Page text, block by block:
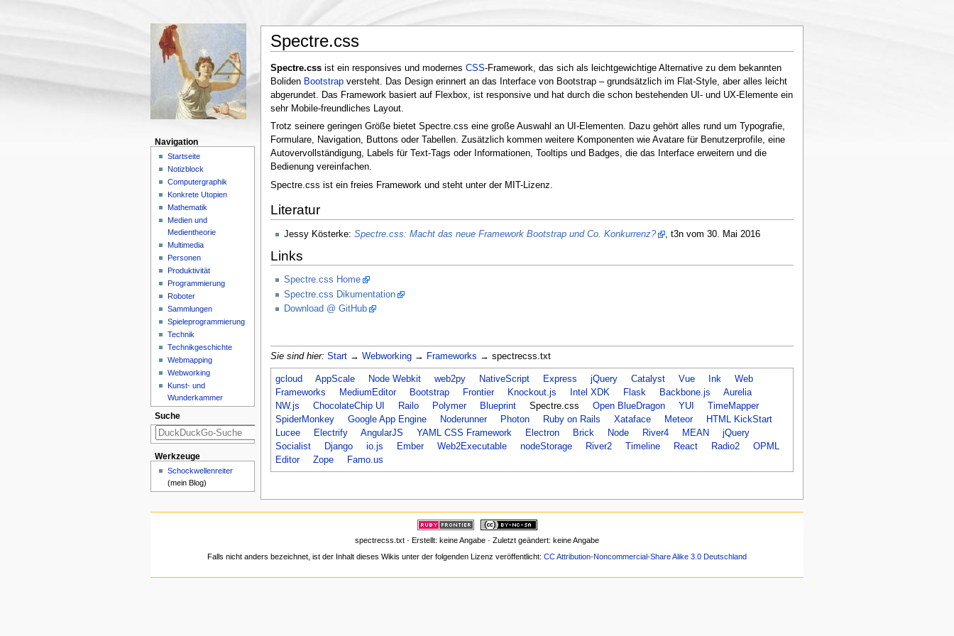
Spectre.css
Spectre.cssist ein responsives und modernes CSS-Framework, das sich als leichtgewichtige Alternative zu dem bekannten
Boliden Bootstrapversteht. Das Design erinnert an das Interface von Bootstrap – grundsätzlich im Flat-Style, aber alles leicht
abgerundet. Das Framework basiert auf Flexbox, ist responsive und hat durch die schon bestehenden UI- und UX-Elemente ein
sehr Mobile-freundliches Layout.
Trotz seinere geringen Größe bietet Spectre.css eine große Auswahl an UI-Elementen. Dazu gehört alles rund um Typografie,
Formulare, Navigation, Buttons oder Tabellen. Zusätzlich kommen weitere Komponenten wie Avatare für Benutzerprofile, eine
Autovervollständigung, Labels für Text-Tags oder Informationen, Tooltips und Badges, die das Interface erweitern und die
Bedienung vereinfachen.
Spectre.css ist ein freies Framework und steht unter der MIT-Lizenz.
Literatur
Jessy Kösterke: Spectre.css: Macht das neue Framework Bootstrap und Co. Konkurrenz? , t3n vom 30. Mai 2016
Links
Spectre.css Home
Spectre.css Dikumentation
Download @ GitHub
Sie sind hier: Start→ Webworking→ Frameworks → spectrecss.txt
gcloud AppScale Node Webkit web2py NativeScript Express jQuery Catalyst Vue Ink
Web
Frameworks
MediumEditor Bootstrap Frontier Knockout.js Intel XDK Flask Backbone.js
Aurelia
NW.js
ChocolateChip UI Railo Polymer Blueprint Spectre.css Open BlueDragon YUI
TimeMapper
SpiderMonkey
Google App Engine Noderunner Photon Ruby on Rails Xataface Meteor
HTML KickStart
Lucee
Electrify AngularJS YAML CSS Framework Electron Brick Node River4 MEAN
jQuery
Socialist
Django io.js Ember Web2Executable nodeStorage River2 Timeline React Radio2
OPML
Editor
Zope Famo.us
Navigation
Startseite
Notizblock
Computergraphik
Konkrete Utopien
Mathematik
Medien und
Medientheorie
Multimedia
Personen
Produktivität
Programmierung
Roboter
Sammlungen
Spieleprogrammierung
Technik
Technikgeschichte
Webmapping
Webworking
Kunst- und
Wunderkammer
Suche
Werkzeuge
Schockwellenreiter
(mein Blog)
spectrecss.txt · Erstellt: keine Angabe · Zuletzt geändert: keine Angabe
Falls nicht anders bezeichnet, ist der Inhalt dieses Wikis unter der folgenden Lizenz veröffentlicht: CC Attribution-Noncommercial-Share Alike 3.0 Deutschland